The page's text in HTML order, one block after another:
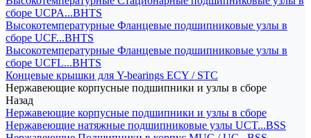
сборе UCPA...BHTS
Высокотемпературные Фланцевые подшипниковые узлы в
сборе UCF...BHTS
Высокотемпературные Фланцевые подшипниковые узлы в
сборе UCFL...BHTS
Концевые крышки для Y-bearings ECY / STC
Нержавеющие корпусные подшипники и узлы в сборе
Назад
Нержавеющие корпусные подшипники и узлы в сборе
Нержавеющие натяжные подшипниковые узлы UCT...BSS